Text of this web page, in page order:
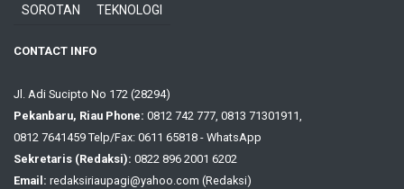
SOROTAN
TEKNOLOGI
CONTACT INFO
Jl. Adi Sucipto No 172 (28294)
Pekanbaru, Riau Phone: 0812 742 777, 0813 71301911,
0812 7641459 Telp/Fax: 0611 65818 - WhatsApp
Sekretaris (Redaksi): 0822 896 2001 6202
Email: redaksiriaupagi@yahoo.com (Redaksi)